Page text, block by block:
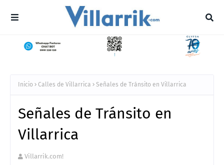
Inicio Calles de Villarrica Señales de Tránsito en Villarrica
Señales de Tránsito en
Villarrica
Villarrik.com!